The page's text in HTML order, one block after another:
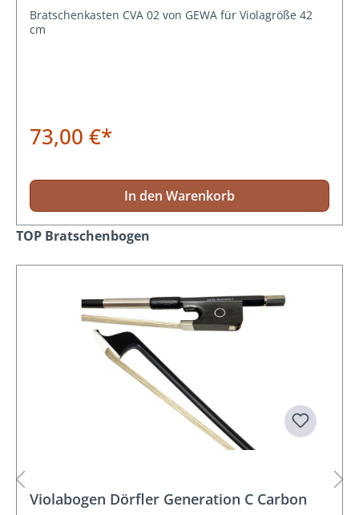
Bratschenkasten CVA 02 von GEWA für Violagröße 42
cm
73,00 €*
In den Warenkorb
Produktgalerie überspringen
TOP Bratschenbogen
Violabogen Dörfler Generation C Carbon